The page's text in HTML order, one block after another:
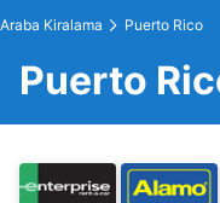
Araba Kiralama Puerto Rico
Puerto